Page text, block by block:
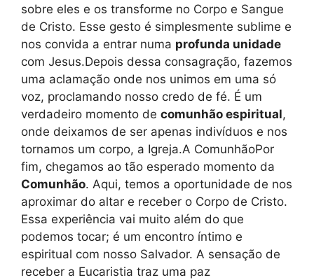
sobre eles e os transforme no Corpo e Sangue
de Cristo. Esse gesto é simplesmente sublime e
nos convida a entrar numa profunda unidade
com Jesus.Depois dessa consagração, fazemos
uma aclamação onde nos unimos em uma só
voz, proclamando nosso credo de fé. É um
verdadeiro momento de comunhão espiritual,
onde deixamos de ser apenas indivíduos e nos
tornamos um corpo, a Igreja.A ComunhãoPor
fim, chegamos ao tão esperado momento da
Comunhão. Aqui, temos a oportunidade de nos
aproximar do altar e receber o Corpo de Cristo.
Essa experiência vai muito além do que
podemos tocar; é um encontro íntimo e
espiritual com nosso Salvador. A sensação de
receber a Eucaristia traz uma paz